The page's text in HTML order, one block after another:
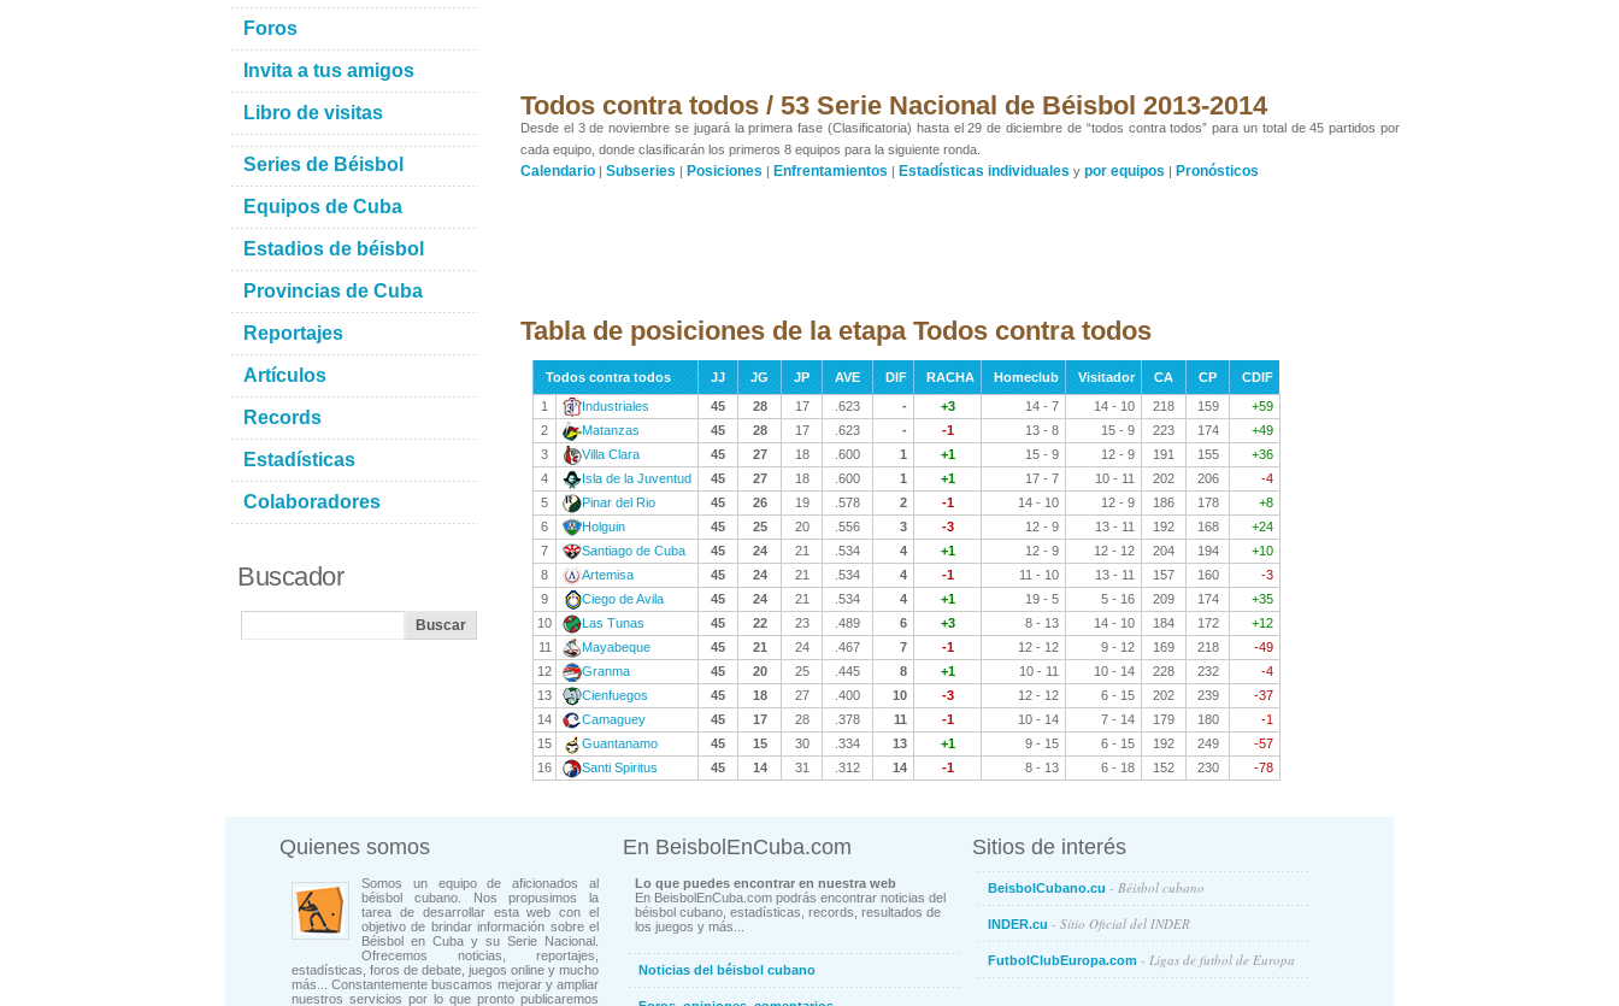
Todos contra todos / 53 Serie Nacional de Béisbol 2013-2014
Desde el 3 de noviembre se jugará la primera fase (Clasificatoria) hasta el 29 de diciembre de “todos contra todos” para un total de 45 partidos por
cada equipo, donde clasificarán los primeros 8 equipos para la siguiente ronda.
Calendario | Subseries | Posiciones | Enfrentamientos | Estadísticas individuales y por equipos | Pronósticos
Tabla de posiciones de la etapa Todos contra todos
Todos contra todos JJ JG JP AVE DIF RACHA Homeclub Visitador CA CP
CDIF
1
Industriales 45 28 17 .623 - +3 14 - 7 14 - 10 218 159
+59
2
Matanzas 45 28 17 .623 - -1 13 - 8 15 - 9 223 174
+49
3
Villa Clara 45 27 18 .600 1 +1 15 - 9 12 - 9 191 155
+36
4
Isla de la Juventud 45 27 18 .600 1 +1 17 - 7 10 - 11 202 206
-4
5
Pinar del Rio 45 26 19 .578 2 -1 14 - 10 12 - 9 186 178
+8
6
Holguin 45 25 20 .556 3 -3 12 - 9 13 - 11 192 168
+24
7
Santiago de Cuba 45 24 21 .534 4 +1 12 - 9 12 - 12 204 194
+10
8
Artemisa 45 24 21 .534 4 -1 11 - 10 13 - 11 157 160
-3
9
Ciego de Avila 45 24 21 .534 4 +1 19 - 5 5 - 16 209 174
+35
10
Las Tunas 45 22 23 .489 6 +3 8 - 13 14 - 10 184 172
+12
11
Mayabeque 45 21 24 .467 7 -1 12 - 12 9 - 12 169 218
-49
12
Granma 45 20 25 .445 8 +1 10 - 11 10 - 14 228 232
-4
13
Cienfuegos 45 18 27 .400 10 -3 12 - 12 6 - 15 202 239
-37
14
Camaguey 45 17 28 .378 11 -1 10 - 14 7 - 14 179 180
-1
15
Guantanamo 45 15 30 .334 13 +1 9 - 15 6 - 15 192 249
-57
16
Santi Spiritus 45 14 31 .312 14 -1 8 - 13 6 - 18 152 230 -78
Foros
Invita a tus amigos
Libro de visitas
Series de Béisbol
Equipos de Cuba
Estadios de béisbol
Provincias de Cuba
Reportajes
Artículos
Records
Estadísticas
Colaboradores
Buscador
Quienes somos
Somos un equipo de aficionados al
béisbol cubano. Nos propusimos la
tarea de desarrollar esta web con el
objetivo de brindar información sobre el
Béisbol en Cuba y su Serie Nacional.
Ofrecemos noticias, reportajes,
estadísticas, foros de debate, juegos online y mucho
más... Constantemente buscamos mejorar y ampliar
nuestros servicios por lo que pronto publicaremos
En BeisbolEnCuba.com
Lo que puedes encontrar en nuestra web
En BeisbolEnCuba.com podrás encontrar noticias del
béisbol cubano, estadísticas, records, resultados de
los juegos y más...
Noticias del béisbol cubano
Sitios de interés
BeisbolCubano.cu - Béisbol cubano
INDER.cu - Sitio Oficial del INDER
FutbolClubEuropa.com - Ligas de futbol de Europa